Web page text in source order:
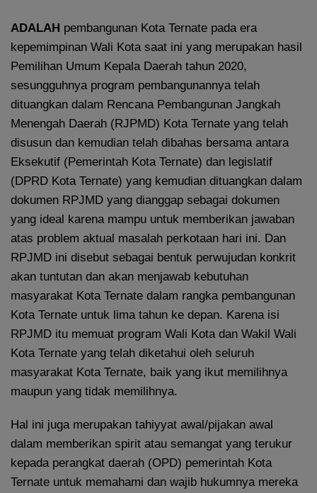
ADALAH pembangunan Kota Ternate pada era
kepemimpinan Wali Kota saat ini yang merupakan hasil
Pemilihan Umum Kepala Daerah tahun 2020,
sesungguhnya program pembangunannya telah
dituangkan dalam Rencana Pembangunan Jangkah
Menengah Daerah (RJPMD) Kota Ternate yang telah
disusun dan kemudian telah dibahas bersama antara
Eksekutif (Pemerintah Kota Ternate) dan legislatif
(DPRD Kota Ternate) yang kemudian dituangkan dalam
dokumen RPJMD yang dianggap sebagai dokumen
yang ideal karena mampu untuk memberikan jawaban
atas problem aktual masalah perkotaan hari ini. Dan
RPJMD ini disebut sebagai bentuk perwujudan konkrit
akan tuntutan dan akan menjawab kebutuhan
masyarakat Kota Ternate dalam rangka pembangunan
Kota Ternate untuk lima tahun ke depan. Karena isi
RPJMD itu memuat program Wali Kota dan Wakil Wali
Kota Ternate yang telah diketahui oleh seluruh
masyarakat Kota Ternate, baik yang ikut memilihnya
maupun yang tidak memilihnya.
Hal ini juga merupakan tahiyyat awal/pijakan awal
dalam memberikan spirit atau semangat yang terukur
kepada perangkat daerah (OPD) pemerintah Kota
Ternate untuk memahami dan wajib hukumnya mereka